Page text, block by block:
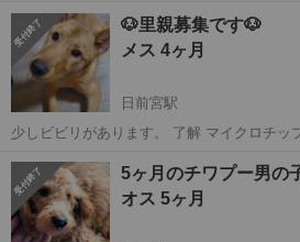
ます。 その他𝐞𝐭𝐜...はお問い合わせにてお伝えいたします。 気になれ
ばご連絡お願い致...
和歌山 伊都郡 西笠田駅 プードル
🐶里親募集です🐶
メス 4ヶ月
日前宮駅
少しビビリがあります。 了解 マイクロチップ済 ワクチン6種済み 避
こちらから出向います。 独身者、高齢者の
切に家族の一員...
和歌山 和歌山市 その他
5ヶ月のチワプー男の
オス 5ヶ月